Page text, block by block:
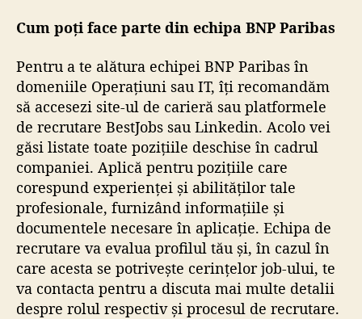
Cum poți face parte din echipa BNP Paribas
Pentru a te alătura echipei BNP Paribas în
domeniile Operațiuni sau IT, îți recomandăm
să accesezi site-ul de carieră sau platformele
de recrutare BestJobs sau Linkedin. Acolo vei
găsi listate toate pozițiile deschise în cadrul
companiei. Aplică pentru pozițiile care
corespund experienței și abilităților tale
profesionale, furnizând informațiile și
documentele necesare în aplicație. Echipa de
recrutare va evalua profilul tău și, în cazul în
care acesta se potrivește cerințelor job-ului, te
va contacta pentru a discuta mai multe detalii
despre rolul respectiv și procesul de recrutare.